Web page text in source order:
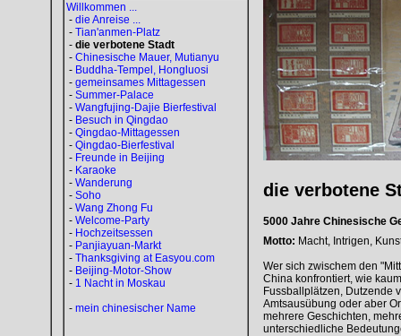
Willkommen ...
- die Anreise ...
- Tian'anmen-Platz
- die verbotene Stadt
- Chinesische Mauer, Mutianyu
- Buddha-Tempel, Hongluosi
- gemeinsames Mittagessen
- Summer-Palace
- Wangfujing-Dajie Bierfestival
- Besuch in Qingdao
- Qingdao-Mittagessen
- Qingdao-Bierfestival
- Freunde in Beijing
- Karaoke
- Wanderung
- Soho
- Wang Zhong Fu
- Welcome-Party
- Hochzeitsessen
- Panjiayuan-Markt
- Thanksgiving at Easyou.com
- Beijing-Motor-Show
- 1 Nacht in Moskau
- mein chinesischer Name
die verbotene
5000 Jahre Chinesische
Motto: Macht, Intrigen,
Wer sich zwischem den
China konfrontiert, wie
Fussballplätzen, Dutzende
Amtsausübung oder aber
mehrere Geschichten,
unterschiedliche